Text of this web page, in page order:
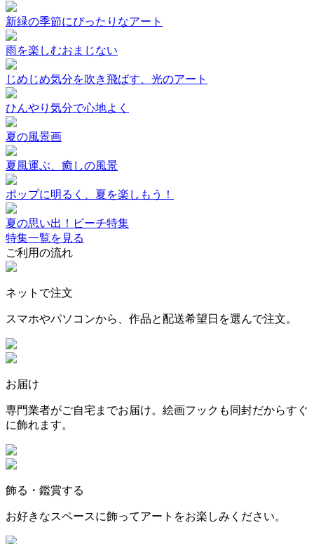
新緑の季節にぴったりなアート
雨を楽しむおまじない
じめじめ気分を吹き飛ばす、光のアート
ひんやり気分で心地よく
夏の風景画
夏風運ぶ、癒しの風景
ポップに明るく、夏を楽しもう！
夏の思い出！ビーチ特集
特集一覧を見る
ご利用の流れ
ネットで注文
スマホやパソコンから、作品と配送希望日を選んで注文。
お届け
専門業者がご自宅までお届け。絵画フックも同封だからすぐ
に飾れます。
飾る・鑑賞する
お好きなスペースに飾ってアートをお楽しみください。